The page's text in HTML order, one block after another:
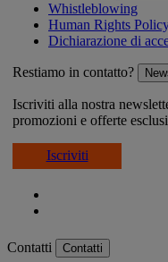
Whistleblowing
Human Rights
Dichiarazione di
Restiamo in contatto?
Iscriviti alla nostra
promozioni e offerte
Iscriviti
Contatti Contatti